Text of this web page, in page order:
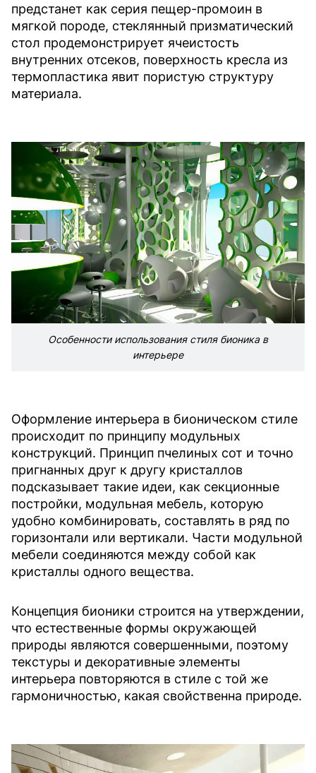
предстанет как серия пещер-промоин в
мягкой породе, стеклянный призматический
стол продемонстрирует ячеистость
внутренних отсеков, поверхность кресла из
термопластика явит пористую структуру
материала.
Особенности использования стиля бионика в
интерьере
Оформление интерьера в бионическом стиле
происходит по принципу модульных
конструкций. Принцип пчелиных сот и точно
пригнанных друг к другу кристаллов
подсказывает такие идеи, как секционные
постройки, модульная мебель, которую
удобно комбинировать, составлять в ряд по
горизонтали или вертикали. Части модульной
мебели соединяются между собой как
кристаллы одного вещества.
Концепция бионики строится на утверждении,
что естественные формы окружающей
природы являются совершенными, поэтому
текстуры и декоративные элементы
интерьера повторяются в стиле с той же
гармоничностью, какая свойственна природе.